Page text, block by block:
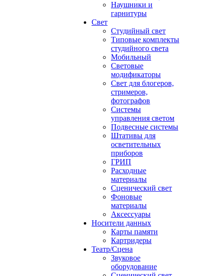
Наушники и
гарнитуры
Свет
Студийный свет
Типовые комплекты
студийного света
Мобильный
Световые
модификаторы
Свет для блогеров,
стримеров,
фотографов
Системы
управления светом
Подвесные системы
Штативы для
осветительных
приборов
ГРИП
Расходные
материалы
Сценический свет
Фоновые
материалы
Аксессуары
Носители данных
Карты памяти
Картридеры
Театр/Сцена
Звуковое
оборудование